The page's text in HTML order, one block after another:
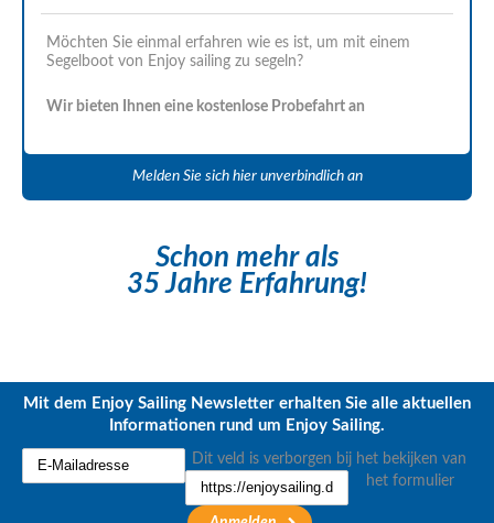
Möchten Sie einmal erfahren wie es ist, um mit einem
Segelboot von Enjoy sailing zu segeln?
Wir bieten Ihnen eine kostenlose Probefahrt an
Melden Sie sich hier unverbindlich an
Schon mehr als
35 Jahre Erfahrung!
Mit dem Enjoy Sailing Newsletter erhalten Sie alle aktuellen
Informationen rund um Enjoy Sailing.
Dit veld is verborgen bij het bekijken van
het formulier